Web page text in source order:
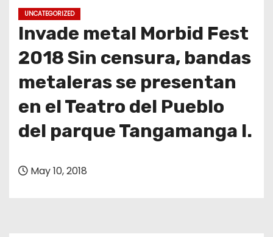
UNCATEGORIZED
Invade metal Morbid Fest
2018 Sin censura, bandas
metaleras se presentan
en el Teatro del Pueblo
del parque Tangamanga I.
May 10, 2018